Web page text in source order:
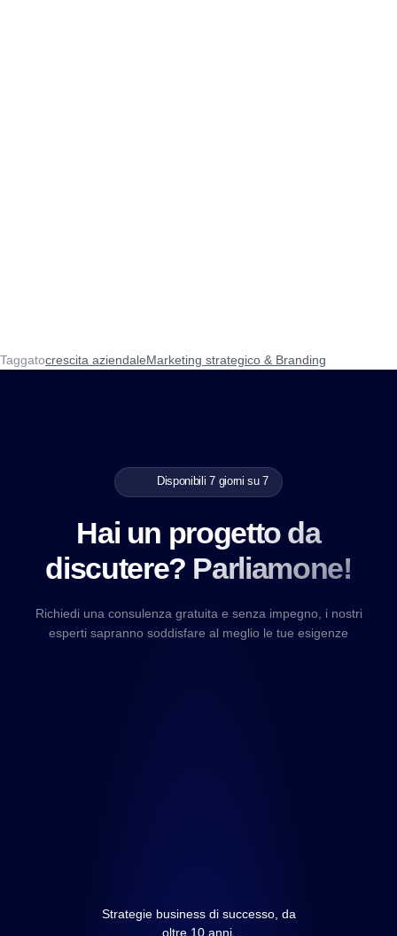
Taggatocrescita aziendaleMarketing strategico & Branding
Disponibili 7 giorni su 7
Hai un progetto da
discutere? Parliamone!
Richiedi una consulenza gratuita e senza impegno, i nostri
esperti sapranno soddisfare al meglio le tue esigenze
Strategie business di successo, da
oltre 10 anni.